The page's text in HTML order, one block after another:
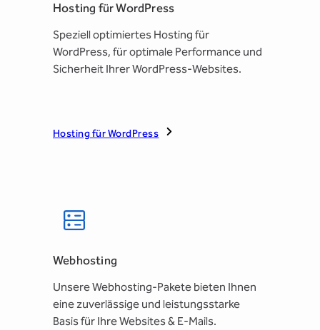
Hosting für WordPress
Speziell optimiertes Hosting für
WordPress, für optimale Performance und
Sicherheit Ihrer WordPress-Websites.
Hosting für WordPress
Webhosting
Unsere Webhosting-Pakete bieten Ihnen
eine zuverlässige und leistungsstarke
Basis für Ihre Websites & E-Mails.